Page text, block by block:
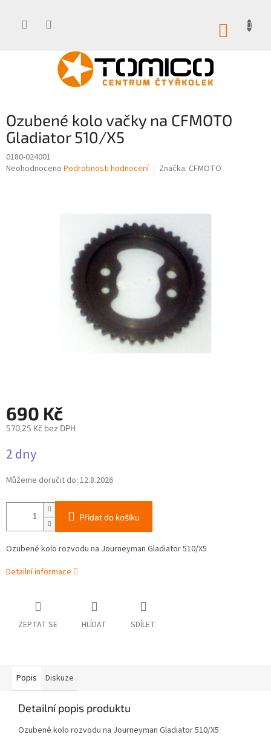
Ozubené kolo vačky na CFMOTO
Gladiator 510/X5
0180-024001
Průměrné
Neohodnoceno Podrobnosti hodnocení Značka: CFMOTO
690 Kč
570,25 Kč bez DPH
cena:
2 dny
Můžeme doručit do: 12.8.2026
Přidat do košíku
Ozubené kolo rozvodu na Journeyman Gladiator 510/X5
Detailní informace
ZEPTAT SE HLÍDAT SDÍLET
Popis Diskuze
Detailní popis produktu
Ozubené kolo rozvodu na Journeyman Gladiator 510/X5